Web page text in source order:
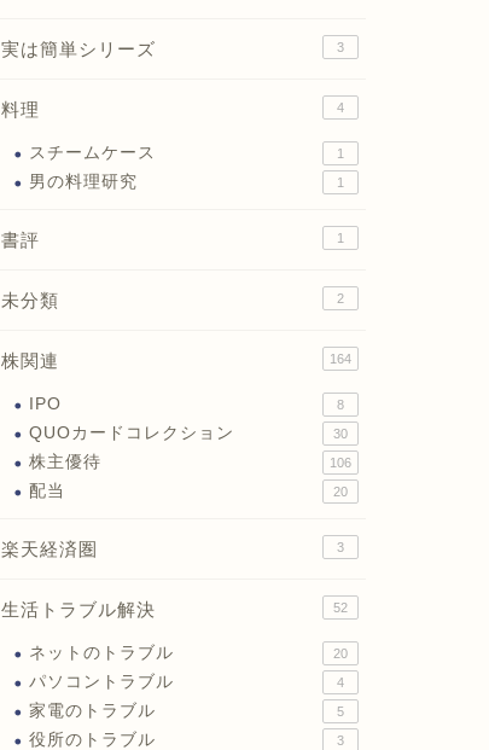
実は簡単シリーズ 3
料理 4
スチームケース 1
男の料理研究 1
書評 1
未分類 2
株関連 164
IPO 8
QUOカードコレクション 30
株主優待 106
配当 20
楽天経済圏 3
生活トラブル解決 52
ネットのトラブル 20
パソコントラブル 4
家電のトラブル 5
役所のトラブル 3